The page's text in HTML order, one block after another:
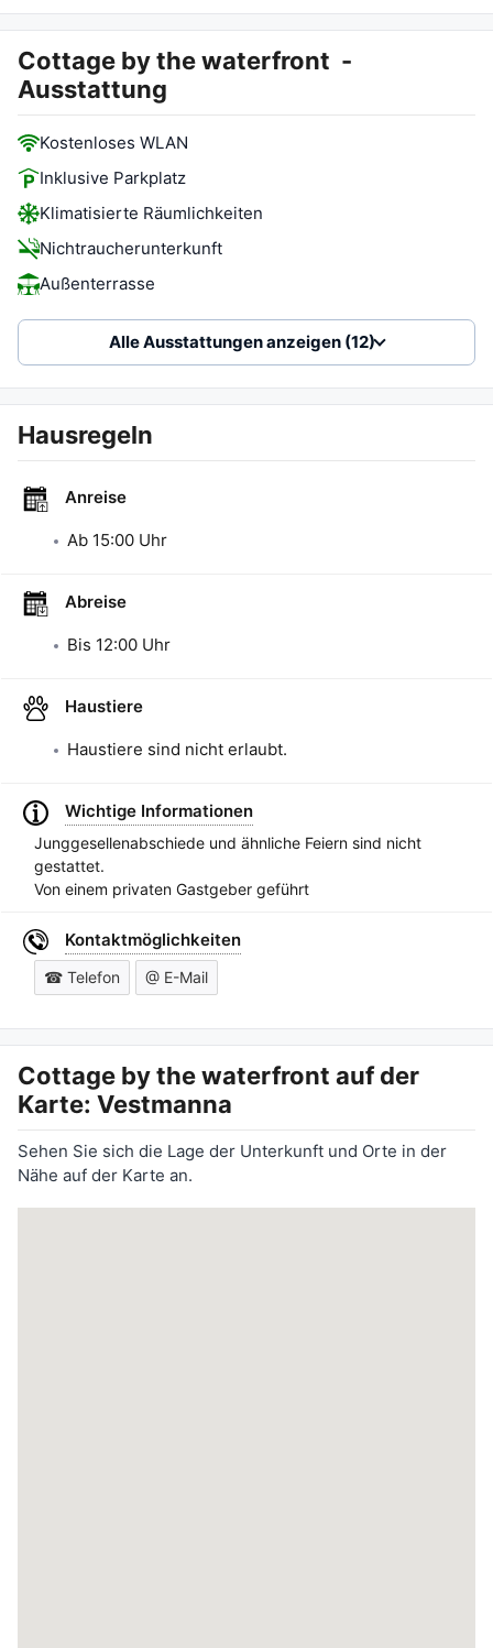
Cottage by the waterfront -
Ausstattung
Kostenloses WLAN
Inklusive Parkplatz
Klimatisierte Räumlichkeiten
Nichtraucherunterkunft
Außenterrasse
Alle Ausstattungen anzeigen (12)
Hausregeln
Anreise
Ab 15:00 Uhr
Abreise
Bis 12:00 Uhr
Haustiere
Haustiere sind nicht erlaubt.
Wichtige Informationen
Junggesellenabschiede und ähnliche Feiern sind nicht
gestattet.
Von einem privaten Gastgeber geführt
Kontaktmöglichkeiten
☎ Telefon @ E-Mail
Cottage by the waterfront auf der
Karte: Vestmanna
Sehen Sie sich die Lage der Unterkunft und Orte in der
Nähe auf der Karte an.